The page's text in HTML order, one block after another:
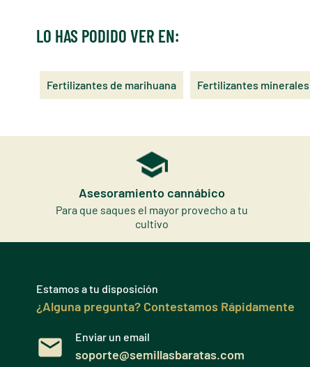
LO HAS PODIDO VER EN:
Fertilizantes de marihuana Fertilizantes minerales
Asesoramiento cannábico
Para que saques el mayor provecho a tu
cultivo
Estamos a tu disposición
¿Alguna pregunta? Contestamos Rápidamente
Enviar un email
soporte@semillasbaratas.com